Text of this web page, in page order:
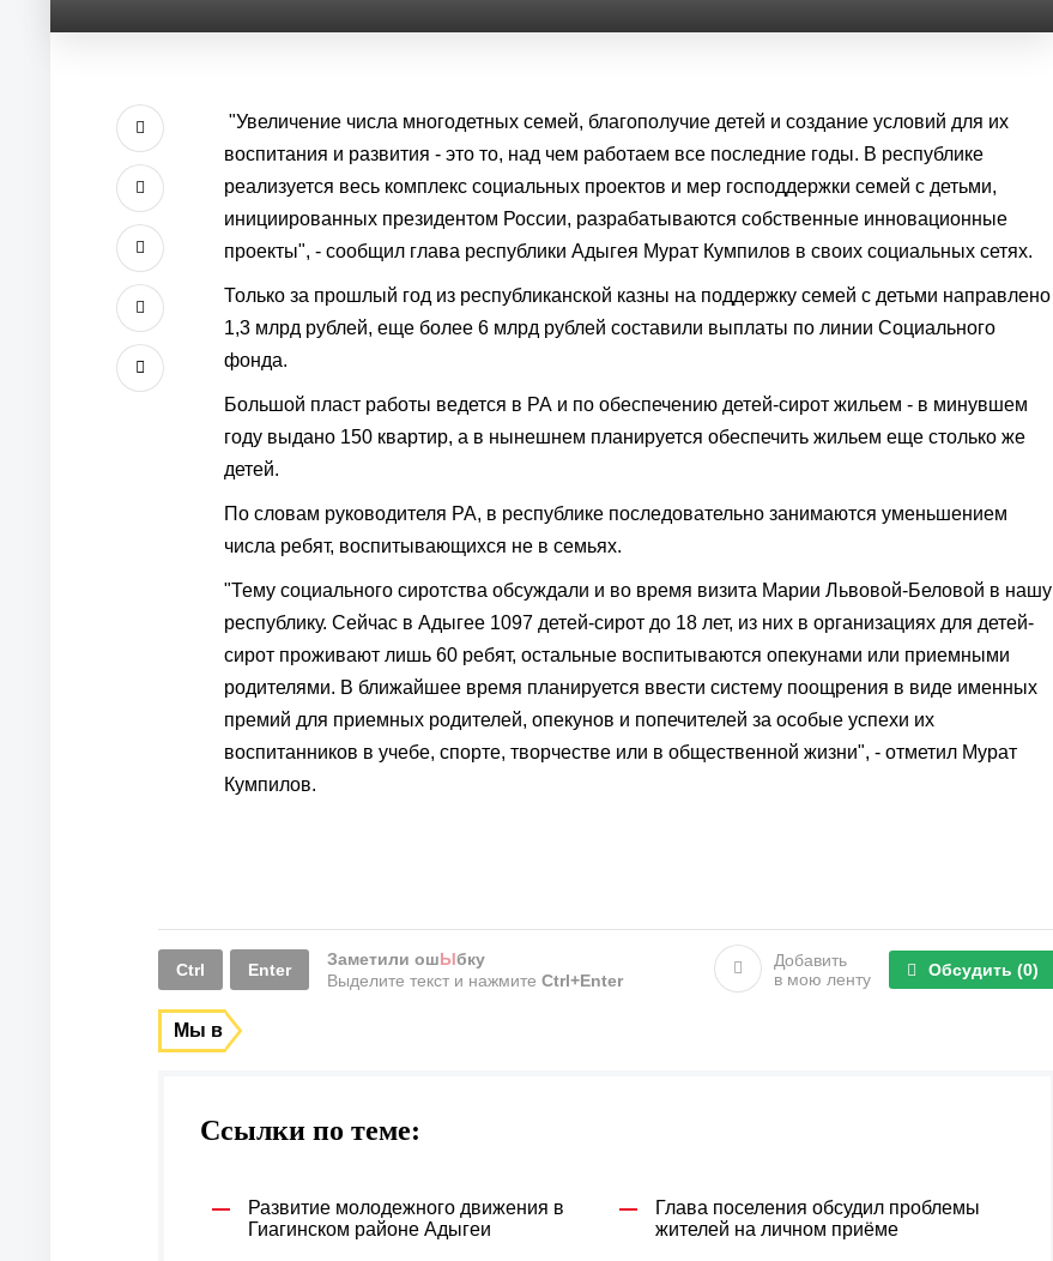
"Увеличение числа многодетных семей, благополучие детей и создание условий для их
воспитания и развития - это то, над чем работаем все последние годы. В республике
реализуется весь комплекс социальных проектов и мер господдержки семей с детьми,
инициированных президентом России, разрабатываются собственные инновационные
проекты", - сообщил глава республики Адыгея Мурат Кумпилов в своих социальных сетях.
Только за прошлый год из республиканской казны на поддержку семей с детьми направлено
1,3 млрд рублей, еще более 6 млрд рублей составили выплаты по линии Социального
фонда.
Большой пласт работы ведется в РА и по обеспечению детей-сирот жильем - в минувшем
году выдано 150 квартир, а в нынешнем планируется обеспечить жильем еще столько же
детей.
По словам руководителя РА, в республике последовательно занимаются уменьшением
числа ребят, воспитывающихся не в семьях.
"Тему социального сиротства обсуждали и во время визита Марии Львовой-Беловой в нашу
республику. Сейчас в Адыгее 1097 детей-сирот до 18 лет, из них в организациях для детей-
сирот проживают лишь 60 ребят, остальные воспитываются опекунами или приемными
родителями. В ближайшее время планируется ввести систему поощрения в виде именных
премий для приемных родителей, опекунов и попечителей за особые успехи их
воспитанников в учебе, спорте, творчестве или в общественной жизни", - отметил Мурат
Кумпилов.
Ctrl Enter
Заметили ошЫбку
Выделите текст и нажмите Ctrl+Enter
Добавить
в мою ленту
Обсудить (0)
Мы в
Ссылки по теме:
Развитие молодежного движения в
Гиагинском районе Адыгеи
Глава поселения обсудил проблемы
жителей на личном приёме